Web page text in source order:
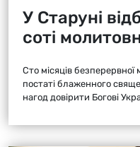
У Старуні
соті
Сто місяців безперервної
постаті блаженного
нагод довірити Богові